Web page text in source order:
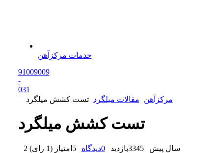
خدمات مرکزآهن
91009009
-
031
مرکزآهن
مقالات میلگرد تست کشش میلگرد
تست کشش میلگرد
2 سال پیش 3345بازدید 0دیدگاه 5 امتیاز (1 رای )